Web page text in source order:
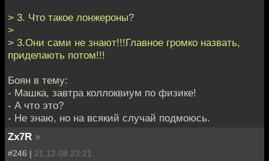
> 3. Что такое лонжероны?
>
> 3.Они сами не знают!!!Главное громко назвать,
приделають потом!!!
Боян в тему:
- Машка, завтра коллоквиум по физике!
- А что это?
- Не знаю, но на всякий случай подмоюсь.
Zx7R »
#246 | 21.12.08 23:21